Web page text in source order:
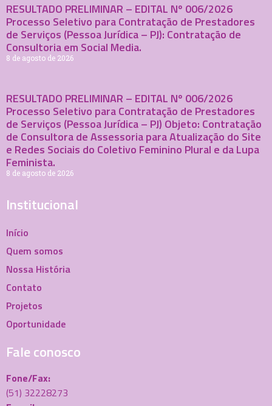
RESULTADO PRELIMINAR – EDITAL Nº 006/2026
Processo Seletivo para Contratação de Prestadores
de Serviços (Pessoa Jurídica – PJ): Contratação de
Consultoria em Social Media.
8 de agosto de 2026
RESULTADO PRELIMINAR – EDITAL Nº 006/2026
Processo Seletivo para Contratação de Prestadores
de Serviços (Pessoa Jurídica – PJ) Objeto: Contratação
de Consultora de Assessoria para Atualização do Site
e Redes Sociais do Coletivo Feminino Plural e da Lupa
Feminista.
8 de agosto de 2026
Institucional
Início
Quem somos
Nossa História
Contato
Projetos
Oportunidade
Fale conosco
Fone/Fax:
(51) 32228273